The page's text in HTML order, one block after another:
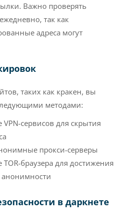
Важно проверять
так как
адреса могут
таких как кракен, вы
методами:
сервисов для скрытия
прокси-серверы
браузера для достижения
в даркнете